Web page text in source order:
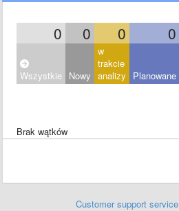
0 0 0 0
Wszystkie Nowy
w
trakcie
analizy
Planowane
Brak wątków
Customer support service